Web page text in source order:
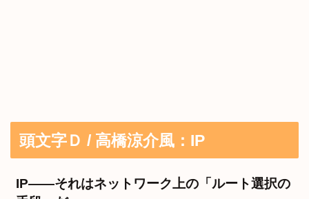
頭文字Ｄ / 高橋涼介風：IP
IP――それはネットワーク上の「ルート選択の